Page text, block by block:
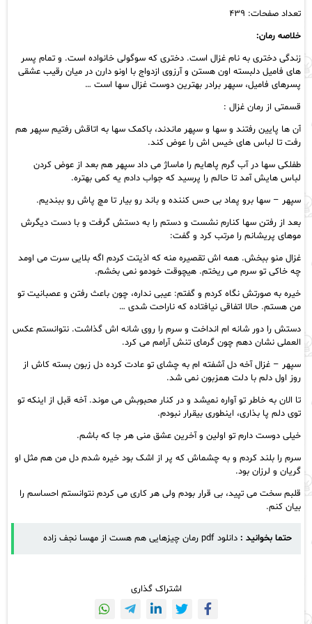
تعداد صفحات: ۴۳۹
خلاصه رمان:
زندگی دختری به نام غزال است. دختری که سوگولی خانواده است. و تمام پسر
های فامیل دلبسته اون هستن و آرزوی ازدواج با اونو دارن در میان رقیب عشقی
پسرهای فامیل، سپهر برادر بهترین دوست غزال سها است …
قسمتی از رمان غزال :
آن ها پایین رفتند و سها و سپهر ماندند، باکمک سها به اتاقش رفتیم سپهر هم
رفت تا لباس های خیس اش را عوض کند.
طفلکی سها در آب گرم پاهایم را ماساژ می داد سپهر هم بعد از عوض کردن
لباس هایش آمد تا حالم را پرسید که جواب دادم یه کمی بهتره.
سپهر – سها برو پماد بی حس کننده و باند رو بیار تا مچ پاش رو ببندیم.
بعد از رفتن سها کنارم نشست و دستم را به دستش گرفت و با دست دیگرش
موهای پریشانم را مرتب کرد و گفت:
غزال منو ببخش. همه اش تقصیره منه که اذیتت کردم اگه بلایی سرت می اومد
چه خاکی تو سرم می ریختم. هیچوقت خودمو نمی بخشم.
خیره به صورتش نگاه کردم و گفتم: عیبی نداره، چون باعث رفتن و عصبانیت تو
من هستم. حالا اتفاقی نیافتاده که ناراحت شدی …
دستش را دور شانه ام انداخت و سرم را روی شانه اش گذاشت‌. نتوانستم عکس
العملی نشان دهم چون گرمای تنش آرامم می کرد.
سپهر – غزال آخه دل آشفته ام به چشای تو عادت کرده دل زبون بسته کاش از
روز اول دلم با دلت همزبون نمی شد.
تا الان به خاطر تو آواره نمیشد و در کنار محبوبش می موند. آخه قبل از اینکه تو
توی دلم پا بذاری، اینطوری بیقرار نبودم.
خیلی دوست دارم تو اولین و آخرین عشق منی هر جا که باشم.
سرم را بلند کردم و به چشماش که پر از اشک بود خیره شدم دل من هم مثل او
گریان و لرزان بود.
قلبم سخت می تپید، بی قرار بودم ولی هر کاری می کردم نتوانستم احساسم را
بیان کنم.
حتما بخوانید : دانلود pdf رمان چیزهایی هم هست از مهسا نجف زاده
اشتراک گذاری